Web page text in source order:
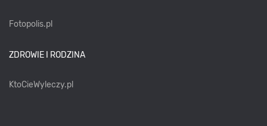
Fotopolis.pl
ZDROWIE I RODZINA
KtoCieWyleczy.pl